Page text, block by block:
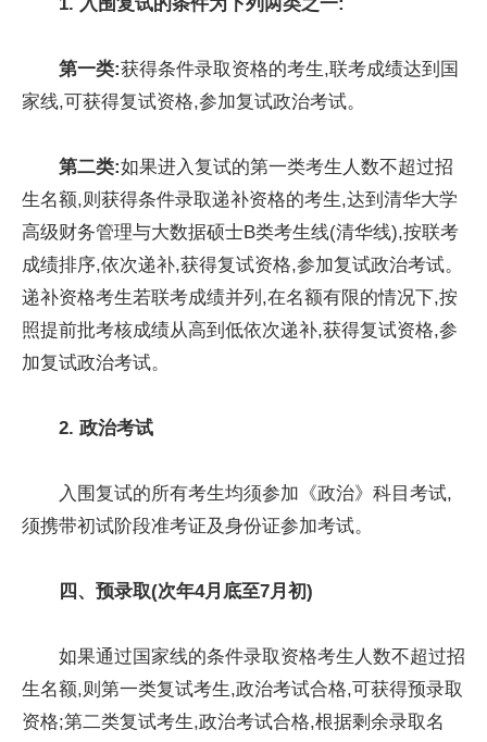
第一类:获得条件录取资格的考生,联考成绩达到国
家线,可获得复试资格,参加复试政治考试。
第二类:如果进入复试的第一类考生人数不超过招
生名额,则获得条件录取递补资格的考生,达到清华大学
高级财务管理与大数据硕士B类考生线(清华线),按联考
成绩排序,依次递补,获得复试资格,参加复试政治考试。
递补资格考生若联考成绩并列,在名额有限的情况下,按
照提前批考核成绩从高到低依次递补,获得复试资格,参
加复试政治考试。
2. 政治考试
入围复试的所有考生均须参加《政治》科目考试,
须携带初试阶段准考证及身份证参加考试。
四、 预录取(次年4月底至7月初)
如果通过国家线的条件录取资格考生人数不超过招
生名额,则第一类复试考生,政治考试合格,可获得预录取
资格;第二类复试考生,政治考试合格,根据剩余录取名